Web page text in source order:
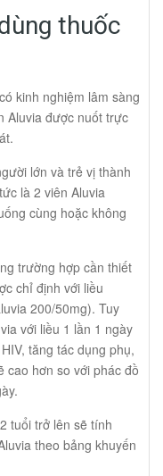
thuốc
kinh nghiệm lâm sàng
Aluvia được nuốt trực
lớn và trẻ vị thành
là 2 viên Aluvia
cùng hoặc không
trường hợp cần thiết
chỉ định với liều
200/50mg). Tuy
với liều 1 lần 1 ngày
tăng tác dụng phụ,
cao hơn so với phác đồ
tuổi trở lên sẽ tính
theo bảng khuyến